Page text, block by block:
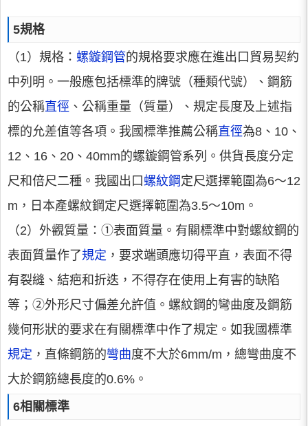
5規格
（1）規格： 螺鏇鋼管的規格要求應在進出口貿易契約
中列明。一般應包括標準的牌號（種類代號）、鋼筋
的公稱直徑 、公稱重量（質量）、規定長度及上述指
標的允差值等各項。我國標準推薦公稱直徑為8、10、
12、16、20、40mm的螺鏇鋼管系列。供貨長度分定
尺和倍尺二種。我國出口螺紋鋼 定尺選擇範圍為6～12
m，日本產螺紋鋼定尺選擇範圍為3.5～10m。
（2）外觀質量：①表面質量。有關標準中對螺紋鋼的
表面質量作了規定 ，要求端頭應切得平直，表面不得
有裂縫、結疤和折迭，不得存在使用上有害的缺陷
等；②外形尺寸偏差允許值。螺紋鋼的彎曲度及鋼筋
幾何形狀的要求在有關標準中作了規定。如我國標準
規定 ，直條鋼筋的彎曲度不大於6mm/m，總彎曲度不
大於鋼筋總長度的0.6%。
6相關標準